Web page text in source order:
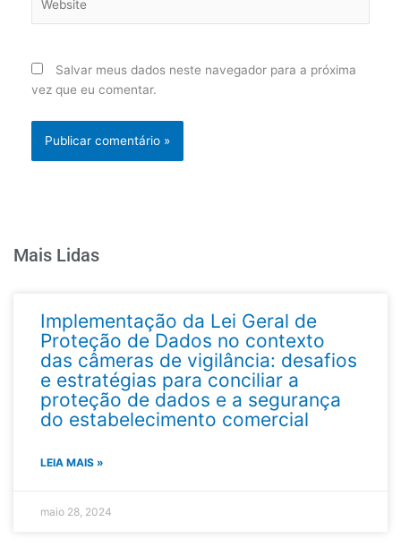
Salvar meus dados neste navegador para a próxima
vez que eu comentar.
Mais Lidas
Implementação da Lei Geral de
Proteção de Dados no contexto
das câmeras de vigilância: desafios
e estratégias para conciliar a
proteção de dados e a segurança
do estabelecimento comercial
LEIA MAIS »
maio 28, 2024